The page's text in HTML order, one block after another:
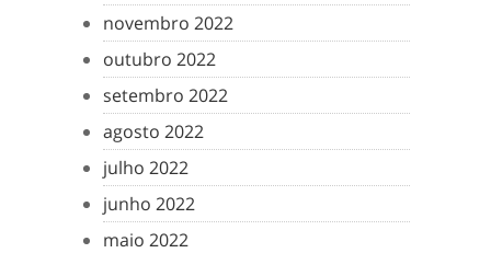
novembro 2022
outubro 2022
setembro 2022
agosto 2022
julho 2022
junho 2022
maio 2022